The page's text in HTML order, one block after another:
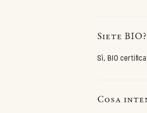
Siete BIO?
Sì, BIO
Cosa